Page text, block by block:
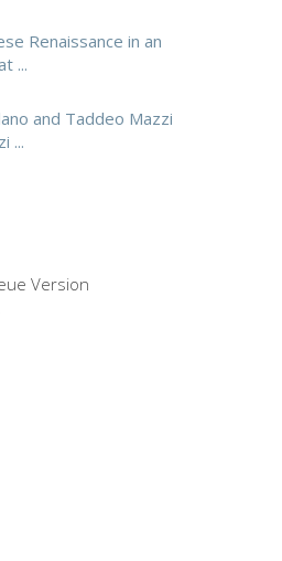
Renaissance in an
...
and Taddeo Mazzi
...
Version